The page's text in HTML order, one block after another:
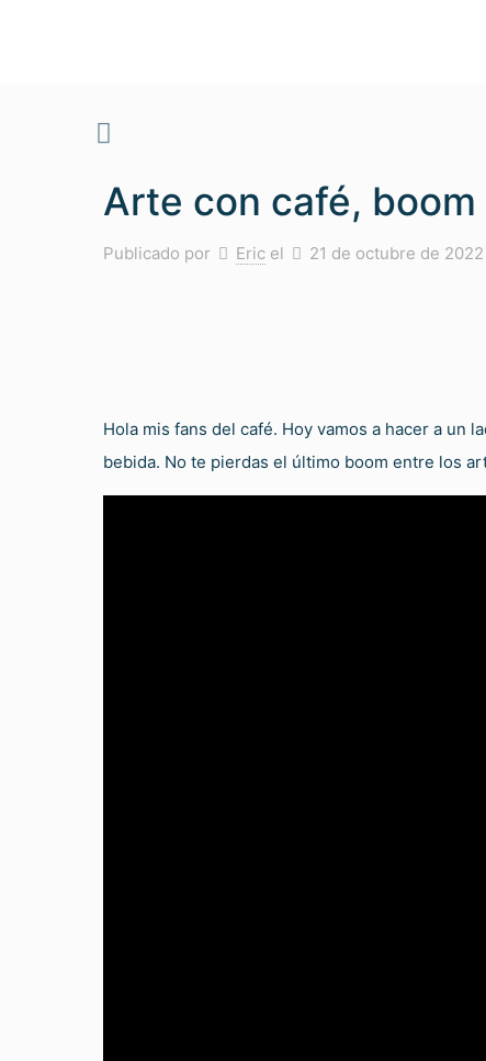
Arte con café,
Publicado por Eric el 21 de octubre de 2022
Hola mis fans del café. Hoy vamos a hacer a un
bebida. No te pierdas el último boom entre los